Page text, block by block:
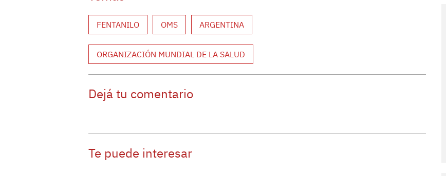
FENTANILO OMS ARGENTINA
ORGANIZACIÓN MUNDIAL DE LA SALUD
Dejá tu comentario
Te puede interesar